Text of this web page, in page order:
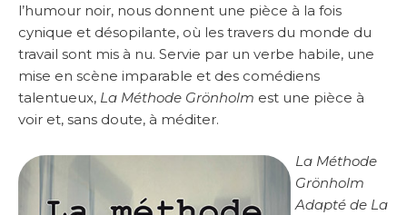
l’humour noir, nous donnent une pièce à la fois
cynique et désopilante, où les travers du monde du
travail sont mis à nu. Servie par un verbe habile, une
mise en scène imparable et des comédiens
talentueux, La Méthode Grönholm est une pièce à
voir et, sans doute, à méditer.
La Méthode
Grönholm
Adapté de La